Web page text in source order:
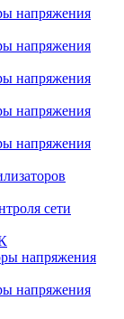
напряжения
напряжения
напряжения
напряжения
напряжения
сети
напряжения
напряжения